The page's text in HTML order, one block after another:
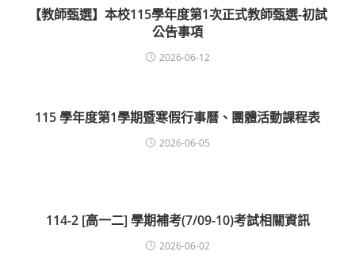
【教師甄選】本校115學年度第1次正式教師甄選-初試
公告事項
2026-06-12
115 學年度第1學期暨寒假行事曆、團體活動課程表
2026-06-05
114-2 [高一二] 學期補考(7/09-10)考試相關資訊
2026-06-02